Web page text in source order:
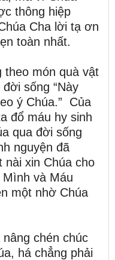
thông hiệp
Cha lời tạ ơn
toàn nhất.
theo món quà vật
sống “Này
ý Chúa.” Của
đổ máu hy sinh
qua đời sống
nguyện đã
nài xin Chúa cho
và Máu
một nhờ Chúa
nâng chén chúc
há chẳng phải